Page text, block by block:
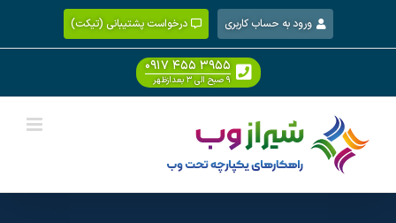
content
ورود به حساب کاربری درخواست پشتیبانی (تیکت)
۰۹۱۷ ۴۵۵ ۳۹۵۵
۹ صبح الی ۳ بعدازظهر